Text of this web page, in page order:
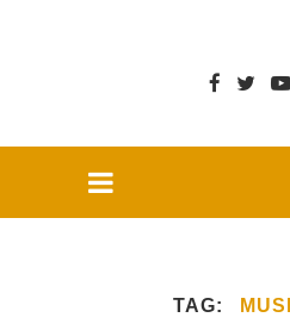
TAG